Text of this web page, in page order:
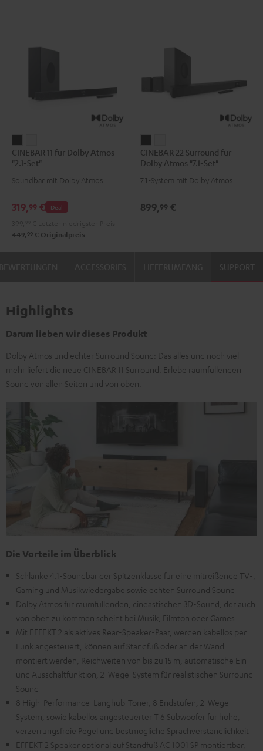
11
für
Dolby
"2.1-
Schwarz
11
für
Dolby
"2.1-
Weiß
CINEBAR 11 für Dolby Atmos
"2.1-Set"
Soundbar mit Dolby Atmos
Deal
319,99 €
449, 99 € Originalpreis
22
Surround
für
Atmos
22
Surround
für
Atmos
CINEBAR 22 Surround für
Dolby Atmos "7.1-Set"
7.1-System mit Dolby Atmos
899,99 €
SUPPORT
Highlights
Darum lieben wir dieses Produkt
Dolby Atmos und echter Surround Sound: Das alles und noch viel
mehr liefert die neue CINEBAR 11 Surround. Erlebe raumfüllenden
Sound von allen Seiten und von oben.
Die Vorteile im Überblick
Schlanke 4.1-Soundbar der Spitzenklasse für eine mitreißende TV-,
Gaming und Musikwiedergabe sowie echten Surround Sound
Dolby Atmos für raumfüllenden, cineastischen 3D-Sound, der auch
von oben zu kommen scheint bei Musik, Filmton oder Games
Mit EFFEKT 2 als aktives Rear-Speaker-Paar, werden kabellos per
Funk angesteuert, können auf Standfuß oder an der Wand
montiert werden, Reichweiten von bis zu 15 m, automatische Ein-
und Ausschaltfunktion, 2-Wege-System für realistischen Surround-
Sound
8 High-Performance-Langhub-Töner, 8 Endstufen, 2-Wege-
System, sowie kabellos angesteuerter T 6 Subwoofer für hohe,
verzerrungsfreie Pegel und bestmögliche Sprachverständlichkeit
EFFEKT 2 Speaker optional auf Standfuß AC 1001 SP montiertbar,